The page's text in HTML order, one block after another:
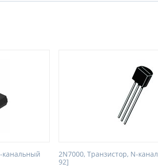
канальный
2N7000, Транзистор, N-
92]